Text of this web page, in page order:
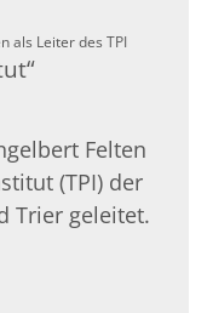
als Leiter des TPI:
Felten
(TPI) der
Trier geleitet.